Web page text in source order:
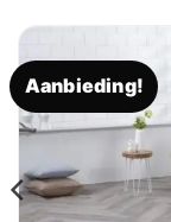
Aanbieding!